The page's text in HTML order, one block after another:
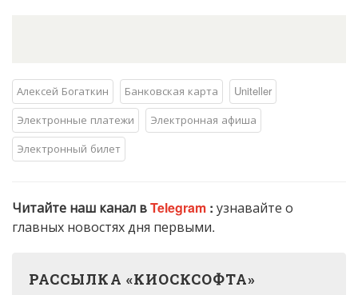
Алексей Богаткин Банковская карта
Uniteller
Электронные платежи
Электронная афиша
Электронный билет
Читайте наш канал вTelegram : узнавайте о
главных новостях дня первыми.
РАССЫЛКА «КИОСКСОФТА»